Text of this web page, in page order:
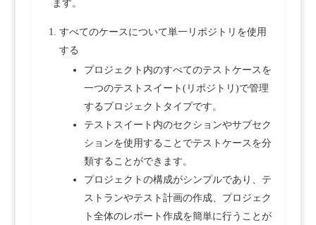
ます。
すべてのケースについて単一リポジトリを使用
する
プロジェクト内のすべてのテストケースを
一つのテストスイート(リポジトリ)で管理
するプロジェクトタイプです。
テストスイート内のセクションやサブセク
ションを使用することでテストケースを分
類することができます。
プロジェクトの構成がシンプルであり、テ
ストランやテスト計画の作成、プロジェク
ト全体のレポート作成を簡単に行うことが